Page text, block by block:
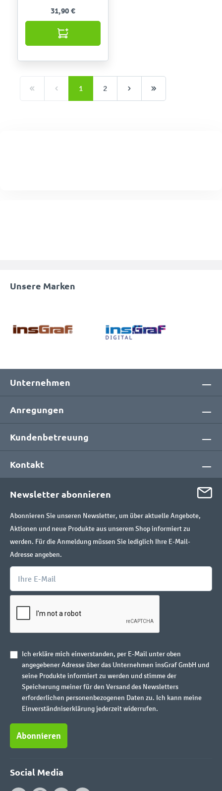
31,90 €
1 2
Unsere Marken
Unternehmen
Anregungen
Kundenbetreuung
Kontakt
Newsletter abonnieren
Abonnieren Sie unseren Newsletter, um über aktuelle Angebote,
Aktionen und neue Produkte aus unserem Shop informiert zu
werden. Für die Anmeldung müssen Sie lediglich Ihre E-Mail-
Adresse angeben.
Ich erkläre mich einverstanden, per E-Mail unter oben
angegebener Adresse über das Unternehmen insGraf GmbH und
seine Produkte informiert zu werden und stimme der
Speicherung meiner für den Versand des Newsletters
erforderlichen personenbezogenen Daten zu. Ich kann meine
Einverständniserklärung jederzeit widerrufen.
Abonnieren
Social Media